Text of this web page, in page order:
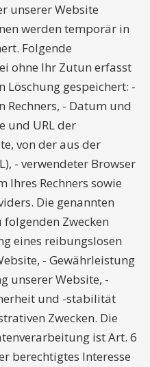
unserer Website
werden temporär in
Folgende
ohne Ihr Zutun erfasst
gespeichert: -
Rechners, - Datum und
und URL der
von der aus der
- verwendeter Browser
Ihres Rechners sowie
Die genannten
Zwecken
eines reibungslosen
- Gewährleistung
unserer Website, -
und -stabilität
Zwecken. Die
ist Art. 6
berechtigtes Interesse